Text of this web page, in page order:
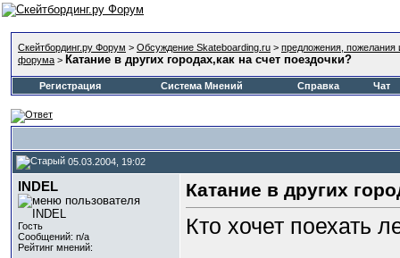
Скейтбординг.ру Форум > Обсуждение Skateboarding.ru > предложения, пожелания
форума > Катание в других городах,как на счет поездочки?
Регистрация Система Мнений Справка Чат
05.03.2004, 19:02
INDEL
Гость
Сообщений: n/a
Рейтинг мнений:
Катание в других
Кто хочет поехать